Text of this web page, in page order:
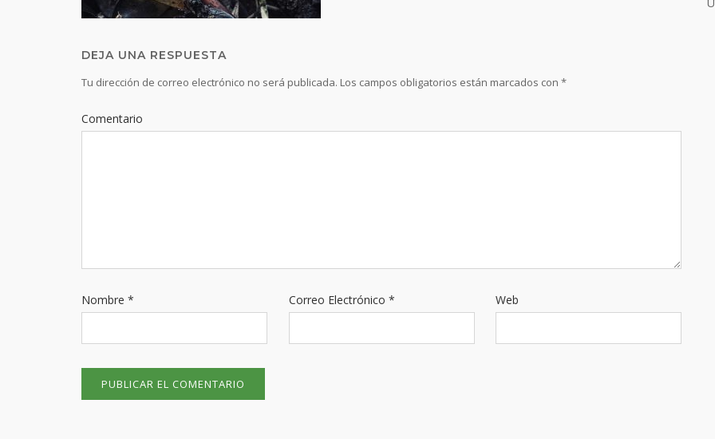
DEJA UNA RESPUESTA
Tu dirección de correo electrónico no será publicada. Los campos obligatorios están marcados con *
Comentario
Nombre * Correo Electrónico * Web